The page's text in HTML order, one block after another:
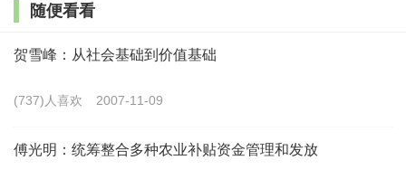
回流态势。
此外，“亲情权重”的不断加大也成为不少农民工选
随便看看
贺雪峰：从社会基础到价值基础
(737)人喜欢 2007-11-09
傅光明：统筹整合多种农业补贴资金管理和发放